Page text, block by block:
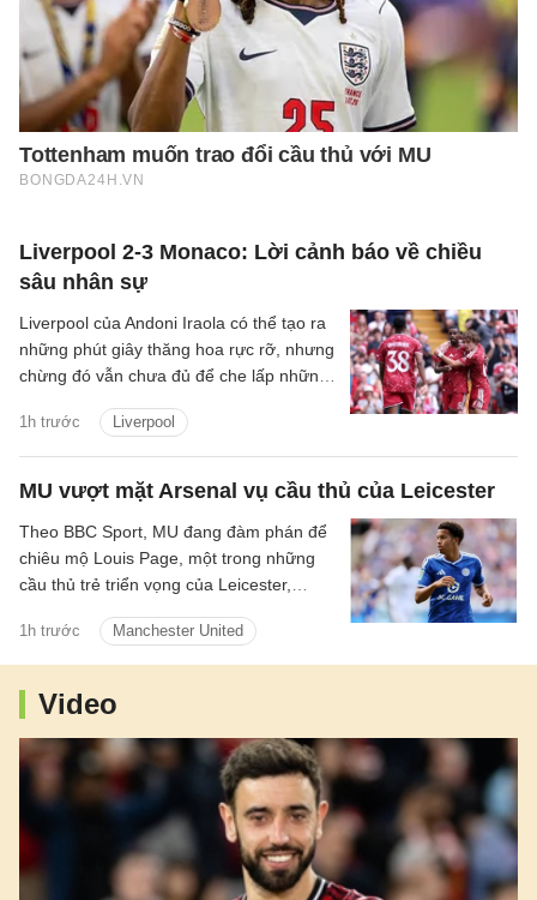
Liverpool 2-3 Monaco: Lời cảnh báo về chiều
sâu nhân sự
1h trước Liverpool
Liverpool của Andoni Iraola có thể tạo ra
những phút giây thăng hoa rực rỡ, nhưng
chừng đó vẫn chưa đủ để che lấp những
thể bùng lên dữ dội khi mọi mắt xích vận
hành đúng nhịp, song lại dễ chao đảo khi
cường độ suy giảm và sự kết nối bắt đầu
MU vượt mặt Arsenal vụ cầu thủ của Leicester
1h trước Manchester United
Theo BBC Sport, MU đang đàm phán để
chiêu mộ Louis Page, một trong những
cầu thủ trẻ triển vọng của Leicester,
Video